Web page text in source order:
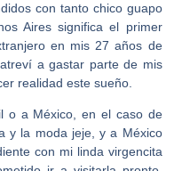
con tanto chico guapo
Aires significa el primer
en mis 27 años de
a gastar parte de mis
realidad este sueño.
o a México, en el caso de
y la moda jeje, y a México
con mi linda virgencita